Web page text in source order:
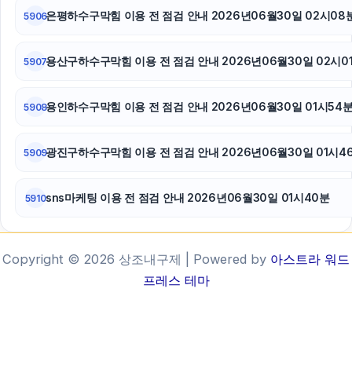
5906은평하수구막힘 이용 전 점검 안내 2026년06월30일 02시08
5907용산구하수구막힘 이용 전 점검 안내 2026년06월30일 02시
5908용인하수구막힘 이용 전 점검 안내 2026년06월30일 01시54
5909광진구하수구막힘 이용 전 점검 안내 2026년06월30일 01시
5910sns마케팅 이용 전 점검 안내 2026년06월30일 01시40분
Copyright © 2026 상조내구제 | Powered by 아스트라 워드
프레스 테마